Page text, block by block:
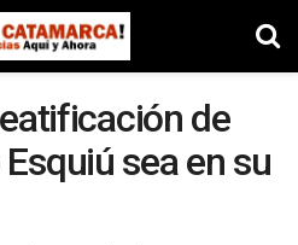
de
sea en su